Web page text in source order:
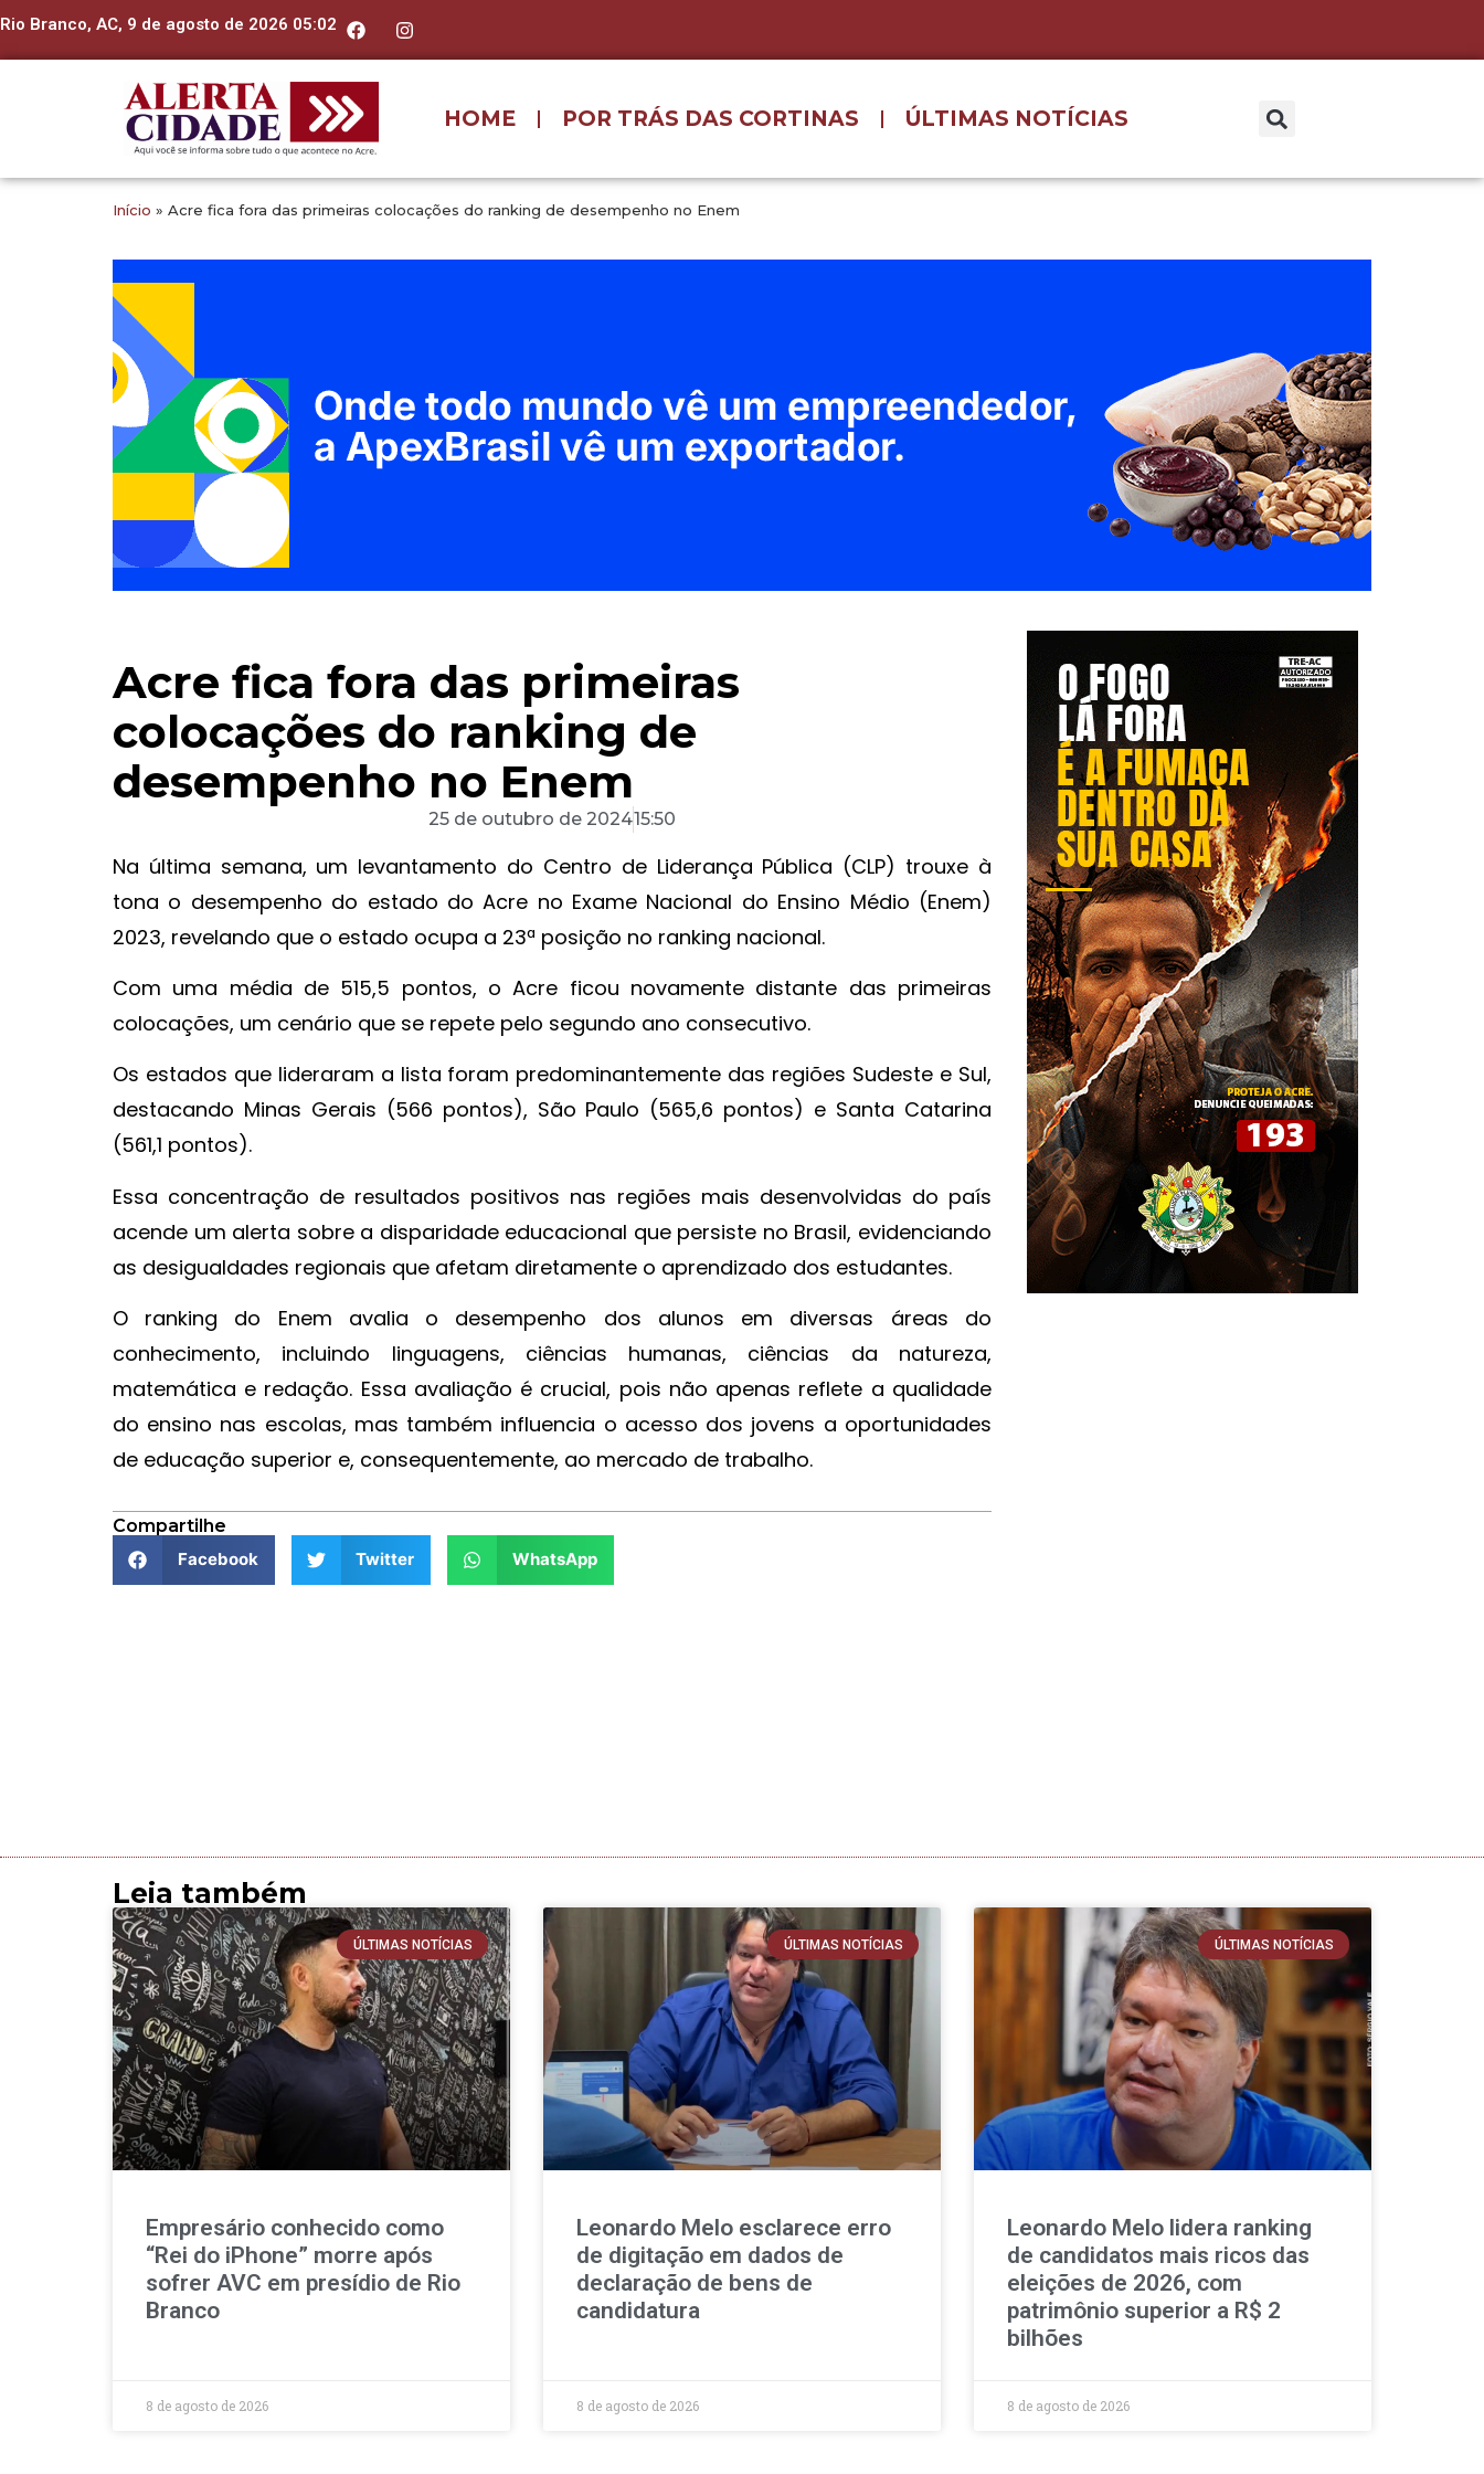
Rio Branco, AC, 9 de agosto de 2026 05:02
HOME POR TRÁS DAS CORTINAS ÚLTIMAS NOTÍCIAS
Início » Acre fica fora das primeiras colocações do ranking de desempenho no Enem
Acre fica fora das primeiras
colocações do ranking de
desempenho no Enem
25 de outubro de 202415:50
Na última semana, um levantamento do Centro de Liderança Pública (CLP) trouxe à
tona o desempenho do estado do Acre no Exame Nacional do Ensino Médio (Enem)
2023, revelando que o estado ocupa a 23ª posição no ranking nacional.
Com uma média de 515,5 pontos, o Acre ficou novamente distante das primeiras
colocações, um cenário que se repete pelo segundo ano consecutivo.
Os estados que lideraram a lista foram predominantemente das regiões Sudeste e Sul,
destacando Minas Gerais (566 pontos), São Paulo (565,6 pontos) e Santa Catarina
(561,1 pontos).
Essa concentração de resultados positivos nas regiões mais desenvolvidas do país
acende um alerta sobre a disparidade educacional que persiste no Brasil, evidenciando
as desigualdades regionais que afetam diretamente o aprendizado dos estudantes.
O ranking do Enem avalia o desempenho dos alunos em diversas áreas do
conhecimento, incluindo linguagens, ciências humanas, ciências da natureza,
matemática e redação. Essa avaliação é crucial, pois não apenas reflete a qualidade
do ensino nas escolas, mas também influencia o acesso dos jovens a oportunidades
de educação superior e, consequentemente, ao mercado de trabalho.
Compartilhe
Facebook
Twitter WhatsApp
Leia também
ÚLTIMAS NOTÍCIAS
Empresário conhecido como
“Rei do iPhone” morre após
sofrer AVC em presídio de Rio
Branco
8 de agosto de 2026
ÚLTIMAS NOTÍCIAS
Leonardo Melo esclarece erro
de digitação em dados de
declaração de bens de
candidatura
8 de agosto de 2026
ÚLTIMAS NOTÍCIAS
Leonardo Melo lidera ranking
de candidatos mais ricos das
eleições de 2026, com
patrimônio superior a R$ 2
bilhões
8 de agosto de 2026